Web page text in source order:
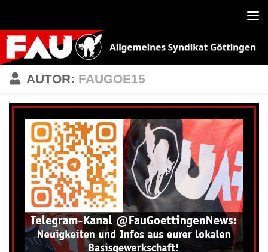
AUTOR: FAUGOE15